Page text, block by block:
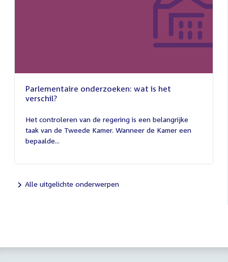
Parlementaire onderzoeken: wat is het
verschil?
juli
2026
Het controleren van de regering is een belangrijke
taak van de Tweede Kamer. Wanneer de Kamer een
bepaalde...
Alle uitgelichte onderwerpen